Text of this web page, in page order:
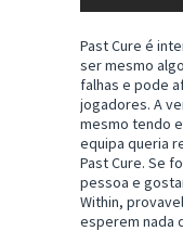
Past Cure é
ser mesmo
falhas e pode
jogadores. A
mesmo tendo
equipa queria
Past Cure. Se
pessoa e
Within,
esperem nada